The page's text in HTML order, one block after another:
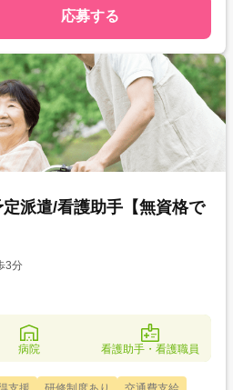
応募する
派遣/看護助手【無資格で
3分
病院 看護助手・看護職員